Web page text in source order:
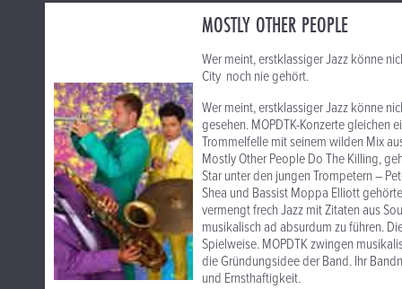
MOSTLY OTHER PEOPLE
Wer meint, erstklassiger Jazz könne
City noch nie gehört.
Wer meint, erstklassiger Jazz könne
gesehen. MOPDTK-Konzerte gleichen
Trommelfelle mit seinem wilden Mix
Mostly Other People Do The Killing,
Star unter den jungen Trompetern –
Shea und Bassist Moppa Elliott
vermengt frech Jazz mit Zitaten aus
musikalisch ad absurdum zu führen.
Spielweise. MOPDTK zwingen
die Gründungsidee der Band. Ihr
und Ernsthaftigkeit.